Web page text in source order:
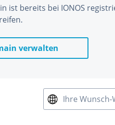
ist bereits bei IONOS
verwalten
Ihre Wunsch-